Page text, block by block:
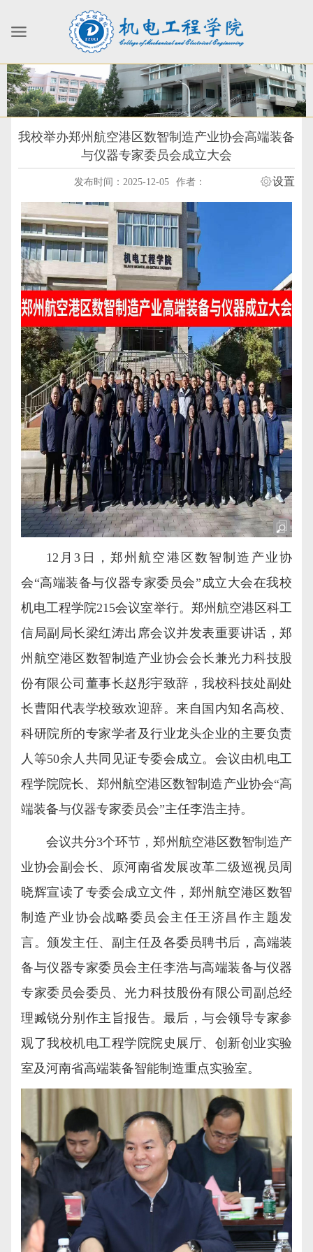
我校举办郑州航空港区数智制造产业协会高端装备
与仪器专家委员会成立大会
发布时间：2025-12-05 作者： 设置
12月3日，郑州航空港区数智制造产业协
会“高端装备与仪器专家委员会”成立大会在我校
机电工程学院215会议室举行。郑州航空港区科工
信局副局长梁红涛出席会议并发表重要讲话，郑
州航空港区数智制造产业协会会长兼光力科技股
份有限公司董事长赵彤宇致辞，我校科技处副处
长曹阳代表学校致欢迎辞。来自国内知名高校、
科研院所的专家学者及行业龙头企业的主要负责
人等50余人共同见证专委会成立。会议由机电工
程学院院长、郑州航空港区数智制造产业协会“高
端装备与仪器专家委员会”主任李浩主持。
会议共分3个环节，郑州航空港区数智制造产
业协会副会长、原河南省发展改革二级巡视员周
晓辉宣读了专委会成立文件，郑州航空港区数智
制造产业协会战略委员会主任王济昌作主题发
言。颁发主任、副主任及各委员聘书后，高端装
备与仪器专家委员会主任李浩与高端装备与仪器
专家委员会委员、光力科技股份有限公司副总经
理臧锐分别作主旨报告。最后，与会领导专家参
观了我校机电工程学院院史展厅、创新创业实验
室及河南省高端装备智能制造重点实验室。